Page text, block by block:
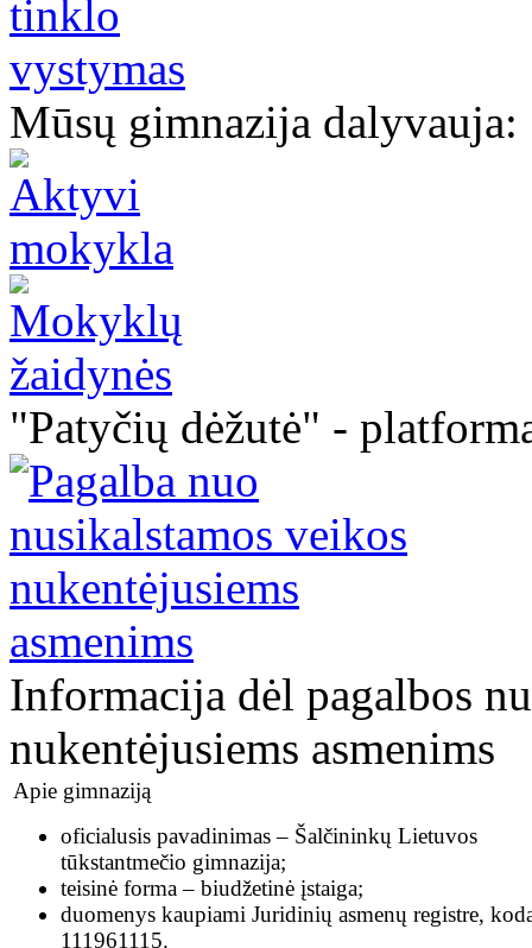
Mūsų gimnazija dalyvauja:
"Patyčių dėžutė" -
Informacija dėl pagalbos
nukentėjusiems asmenims
Apie gimnaziją
oficialusis pavadinimas – Šalčininkų Lietuvos
tūkstantmečio gimnazija;
teisinė forma – biudžetinė įstaiga;
duomenys kaupiami Juridinių asmenų registre,
111961115.